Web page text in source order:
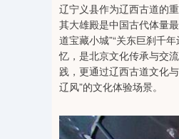
辽宁义县作为辽西古道的
其大雄殿是中国古代体量
道宝藏小城”“关东巨刹千
忆，是北京文化传承与交
践，更通过辽西古道文化
辽风”的文化体验场景。